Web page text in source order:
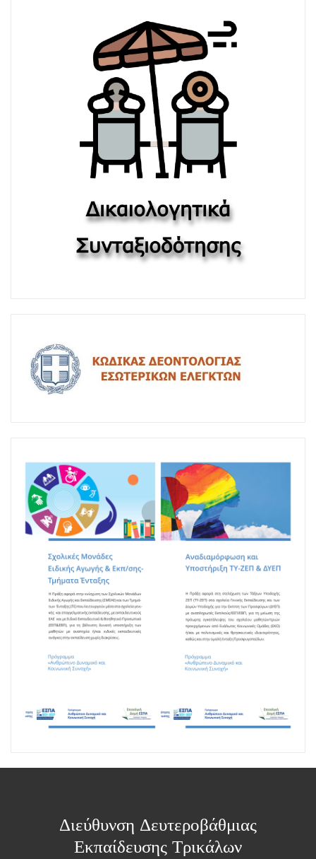
Διεύθυνση Δευτεροβάθμιας
Εκπαίδευσης Τρικάλων